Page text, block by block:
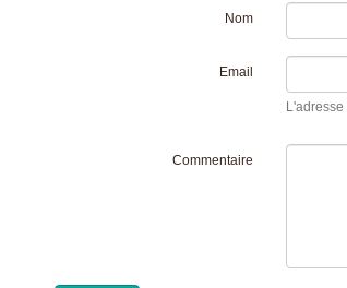
Nom
Email
Commentaire